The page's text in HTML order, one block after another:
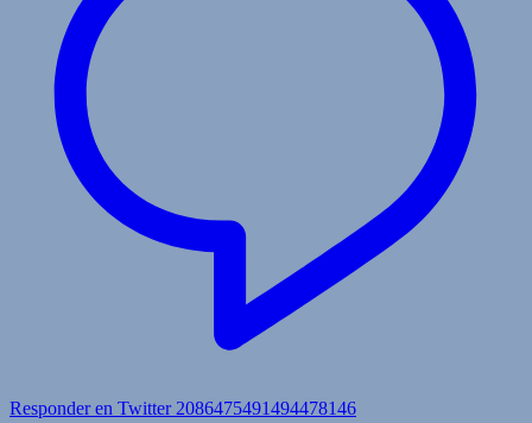
Responder en Twitter 2086475491494478146